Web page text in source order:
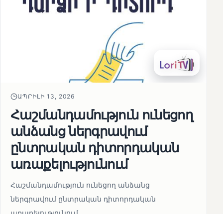
ԱՊՐԻԼԻ 13, 2026
Հաշմանդամություն ունեցող
անձանց ներգրավում
ընտրական դիտորդական
առաքելությունում
Հաշմանդամություն ունեցող անձանց
ներգրավում ընտրական դիտորդական